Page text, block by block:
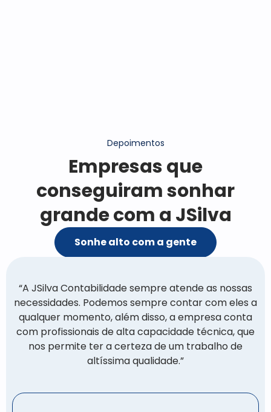
Depoimentos
Empresas que
conseguiram sonhar
grande com a JSilva
Sonhe alto com a gente
“A JSilva Contabilidade sempre atende as nossas
necessidades. Podemos sempre contar com eles a
qualquer momento, além disso, a empresa conta
com profissionais de alta capacidade técnica, que
nos permite ter a certeza de um trabalho de
altíssima qualidade.”